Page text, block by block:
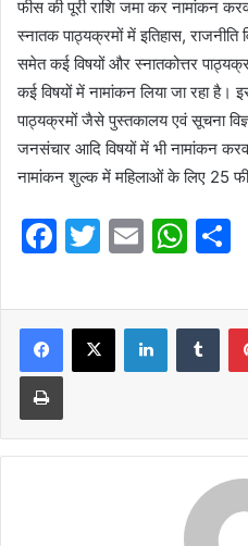
फीस की पूरी राशि जमा कर नामांकन
स्नातक पाठ्यक्रमों में इतिहास, राजनीति
समेत कई विषयों और स्नातकोत्तर
कई विषयों में नामांकन लिया जा रहा है।
पाठ्यक्रमों जैसे पुस्तकालय एवं सूचना
जनसंचार आदि विषयों में भी नामांकन
नामांकन शुल्क में महिलाओं के लिए 25
F
c
e
b
o
o
T
itt
er
E
ai
l
W
at
s
A
p
LinkedIn
Print